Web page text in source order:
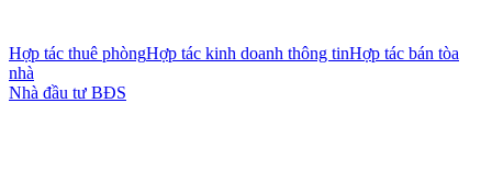
Hợp tác thuê phòngHợp tác kinh doanh thông tinHợp tác bán tòa
nhà
Nhà đầu tư BĐS